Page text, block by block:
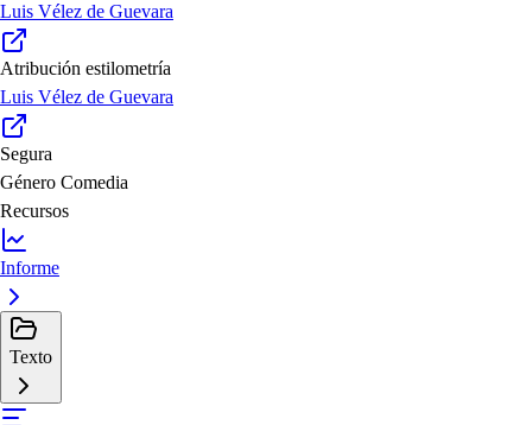
Luis Vélez de Guevara
Atribución estilometría
Luis Vélez de Guevara
Segura
Género Comedia
Recursos
Informe
Texto